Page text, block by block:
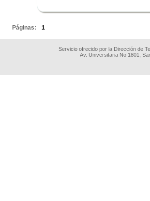
Páginas: 1
Servicio ofrecido por la Dirección de
Av. Universitaria No 1801,